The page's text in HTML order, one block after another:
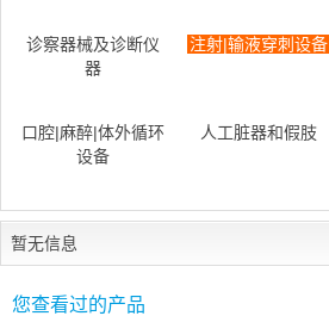
诊察器械及诊断仪
器
注射|输液穿刺设备
口腔|麻醉|体外循环
设备
人工脏器和假肢
暂无信息
您查看过的产品